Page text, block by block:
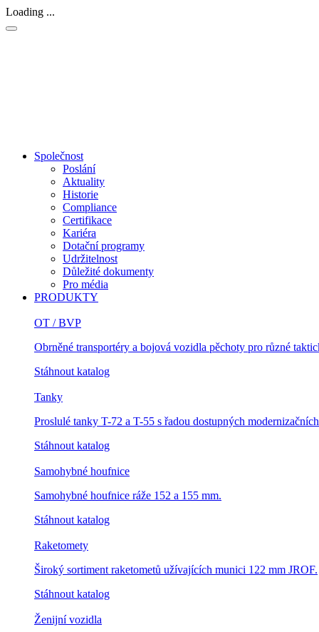
Loading ...
Společnost
Poslání
Aktuality
Historie
Compliance
Certifikace
Kariéra
Dotační programy
Udržitelnost
Důležité dokumenty
Pro média
PRODUKTY
OT / BVP
Obrněné transportéry a bojová vozidla pěchoty pro různé
Stáhnout katalog
Tanky
Proslulé tanky T-72 a T-55 s řadou dostupných
Stáhnout katalog
Samohybné houfnice
Samohybné houfnice ráže 152 a 155 mm.
Stáhnout katalog
Raketomety
Široký sortiment raketometů užívajících munici 122 mm JROF.
Stáhnout katalog
Ženijní vozidla